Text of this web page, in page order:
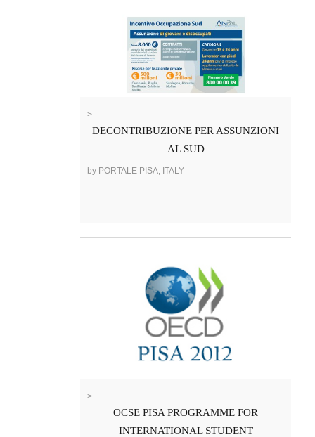
>
DECONTRIBUZIONE PER ASSUNZIONI
AL SUD
by PORTALE PISA, ITALY
>
OCSE PISA PROGRAMME FOR
INTERNATIONAL STUDENT